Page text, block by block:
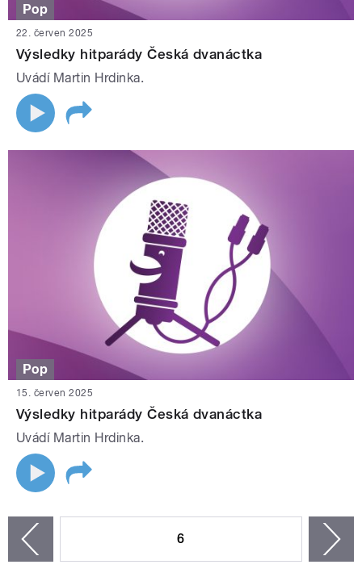
Pop
22. červen 2025
Výsledky hitparády Česká dvanáctka
Uvádí Martin Hrdinka.
Pop
15. červen 2025
Výsledky hitparády Česká dvanáctka
Uvádí Martin Hrdinka.
6